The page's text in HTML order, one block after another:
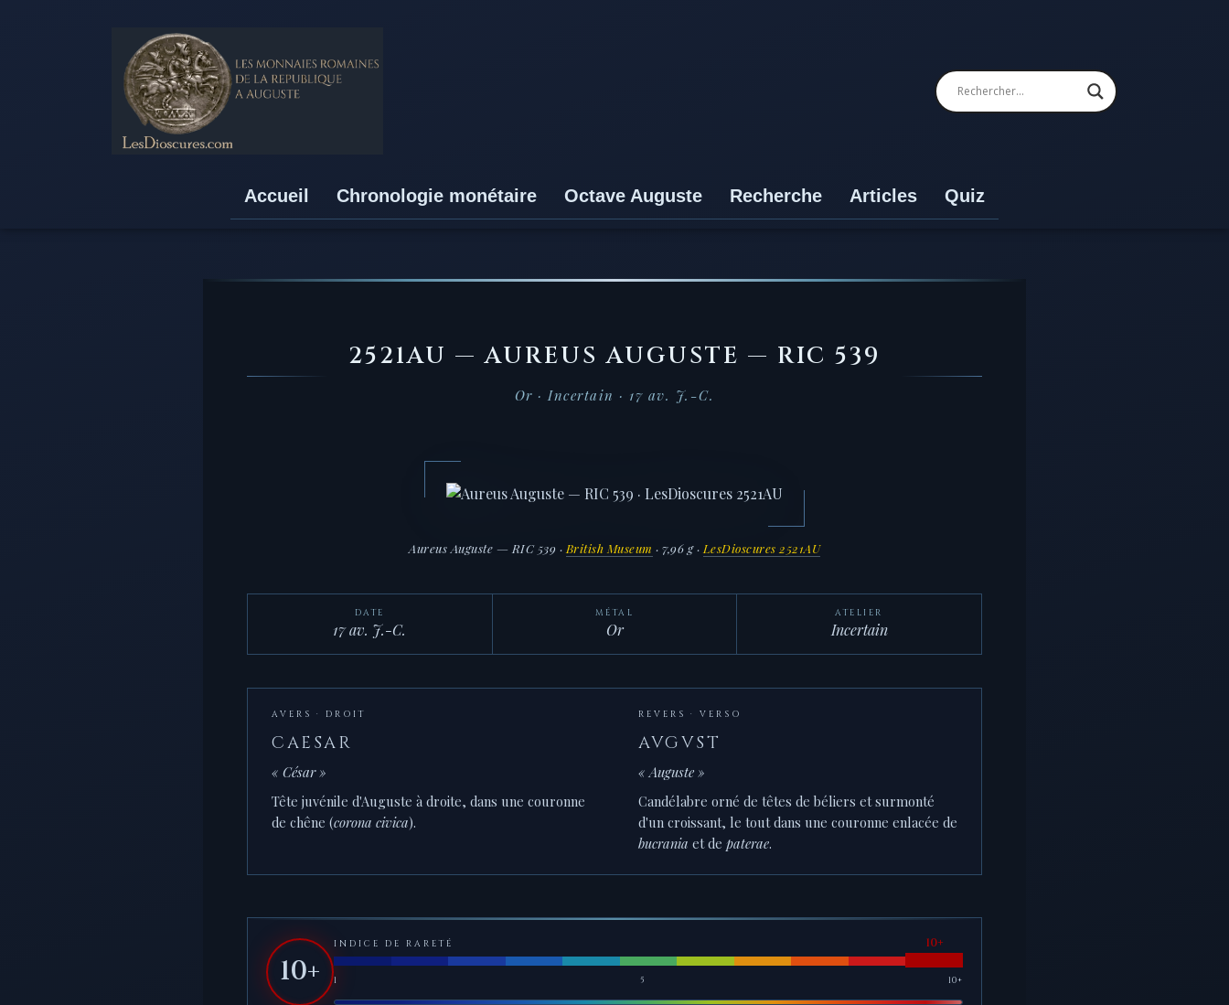
Accueil Chronologie monétaire Octave Auguste Recherche Articles Quiz
2521AU — AUREUS AUGUSTE — RIC 539
Or · Incertain · 17 av. J.-C.
Aureus Auguste — RIC 539 · British Museum · 7,96 g · LesDioscures 2521AU
DATE
17 av. J.-C.
MÉTAL
Or
ATELIER
Incertain
AVERS · DROIT
CAESAR
« César »
Tête juvénile d'Auguste à droite, dans une couronne
de chêne (corona civica).
REVERS · VERSO
AVGVST
« Auguste »
Candélabre orné de têtes de béliers et surmonté
d'un croissant, le tout dans une couronne enlacée de
bucrania et de paterae.
10+
INDICE DE RARETÉ
1 5 10+